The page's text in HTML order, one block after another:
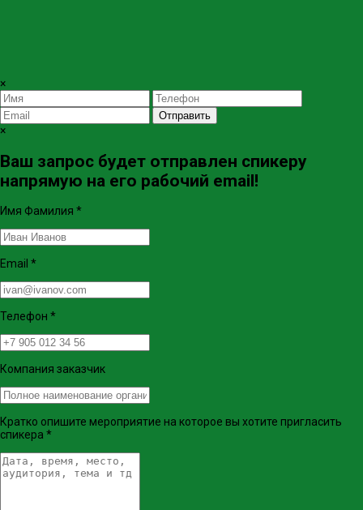
×
Отправить
×
Ваш запрос будет отправлен спикеру
напрямую на его рабочий email!
Имя Фамилия *
Email *
Телефон *
Компания заказчик
Кратко опишите мероприятие на которое вы хотите пригласить
спикера *